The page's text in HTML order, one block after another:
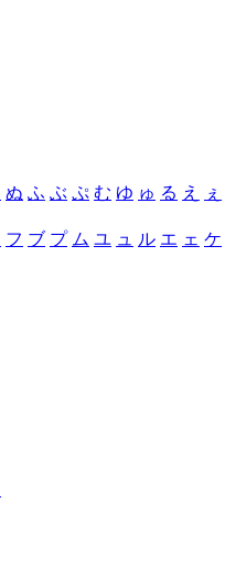
ぬ ふ ぶ ぷ む ゆ ゅ る え ぇ
フ ブ プ ム ユ ュ ル エ ェ ケ